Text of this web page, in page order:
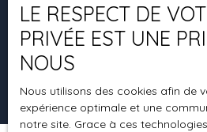
Surface min (m²)
LE RESPECT DE
PRIVÉE EST UNE
NOUS
Nous utilisons des cookies afin de
expérience optimale et une
notre site. Grace à ces